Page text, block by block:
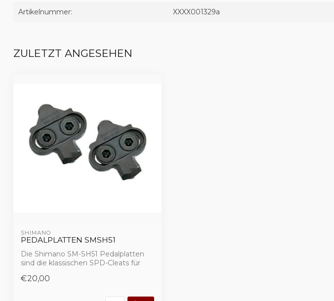
Artikelnummer: XXXX001329a
ZULETZT ANGESEHEN
SHIMANO
PEDALPLATTEN SMSH51
Die Shimano SM-SH51 Pedalplatten
sind die klassischen SPD-Cleats für
€20,00